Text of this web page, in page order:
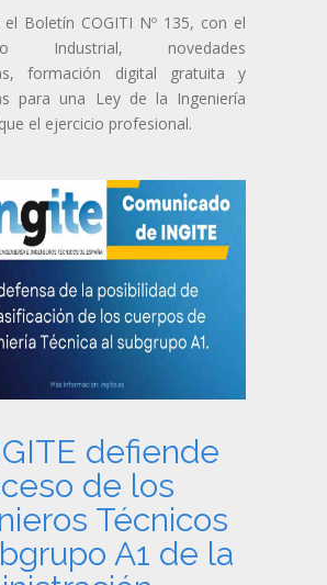
el Boletín COGITI Nº 135, con el
Industrial, novedades
formación digital gratuita y
para una Ley de la Ingeniería
el ejercicio profesional.
defiende
de los
Técnicos
A1 de la